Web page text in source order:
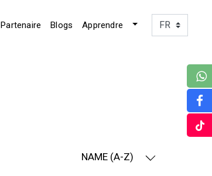
Partenaire Blogs Apprendre
NAME (A-Z)